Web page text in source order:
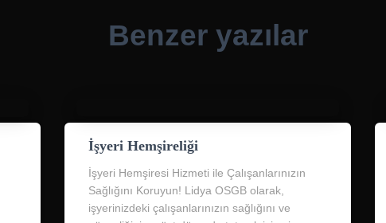
Benzer yazılar
İşyeri Hemşireliği
İşyeri Hemşiresi Hizmeti ile Çalışanlarınızın
Sağlığını Koruyun! Lidya OSGB olarak,
işyerinizdeki çalışanlarınızın sağlığını ve